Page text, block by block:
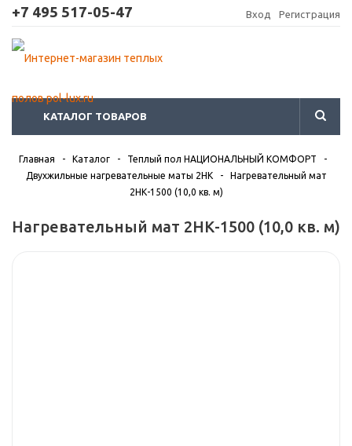
+7 495 517-05-47 Вход Регистрация
КАТАЛОГ ТОВАРОВ
Главная - Каталог - Теплый пол НАЦИОНАЛЬНЫЙ КОМФОРТ
-
Двухжильные нагревательные маты 2НК
-
Нагревательный мат
2НК-1500 (10,0 кв. м)
Нагревательный мат 2НК-1500 (10,0 кв. м)